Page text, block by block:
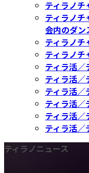
ティラノ
ティラノチ
会内のダン
ティラノ
ティラノチ
ティラ活／
ティラ活／
ティラ活／
ティラ活／
ティラ活／
ティラ活／
ティラノニュース